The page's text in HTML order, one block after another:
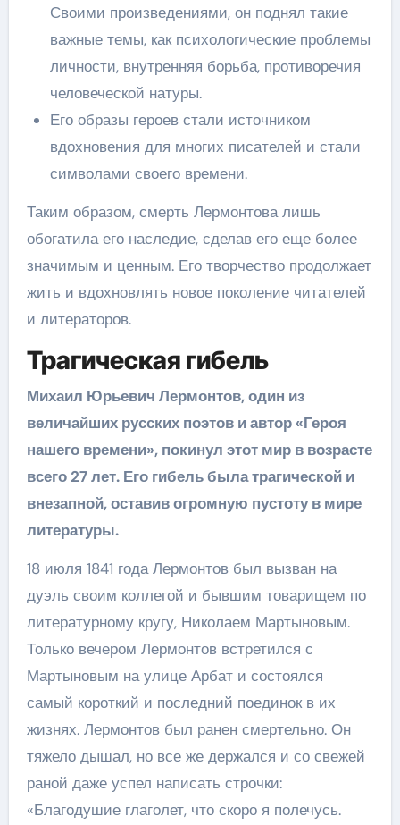
Своими произведениями, он поднял такие
важные темы, как психологические проблемы
личности, внутренняя борьба, противоречия
человеческой натуры.
Его образы героев стали источником
вдохновения для многих писателей и стали
символами своего времени.
Таким образом, смерть Лермонтова лишь
обогатила его наследие, сделав его еще более
значимым и ценным. Его творчество продолжает
жить и вдохновлять новое поколение читателей
и литераторов.
Трагическая гибель
Михаил Юрьевич Лермонтов, один из
величайших русских поэтов и автор «Героя
нашего времени», покинул этот мир в возрасте
всего 27 лет. Его гибель была трагической и
внезапной, оставив огромную пустоту в мире
литературы.
18 июля 1841 года Лермонтов был вызван на
дуэль своим коллегой и бывшим товарищем по
литературному кругу, Николаем Мартыновым.
Только вечером Лермонтов встретился с
Мартыновым на улице Арбат и состоялся
самый короткий и последний поединок в их
жизнях. Лермонтов был ранен смертельно. Он
тяжело дышал, но все же держался и со свежей
раной даже успел написать строчки:
«Благодушие глаголет, что скоро я полечусь.